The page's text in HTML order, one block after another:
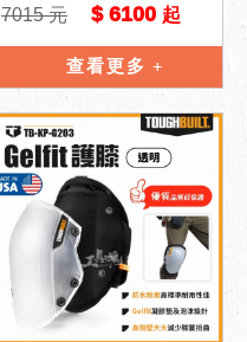
UGHBUILT 可伸縮
7015 元 $ 6100 起
查看更多